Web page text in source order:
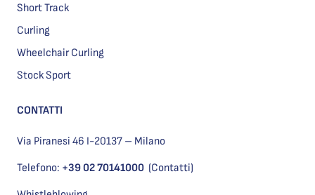
Short Track
Curling
Wheelchair Curling
Stock Sport
CONTATTI
Via Piranesi 46 I-20137 – Milano
Telefono: +39 02 70141000 (Contatti)